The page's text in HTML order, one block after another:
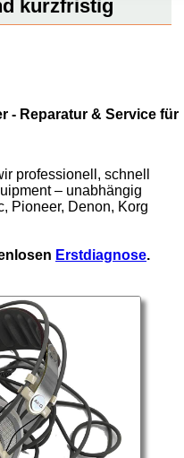
kurzfristig
- Reparatur & Service für
professionell, schnell
– unabhängig
Pioneer, Denon, Korg
Erstdiagnose.